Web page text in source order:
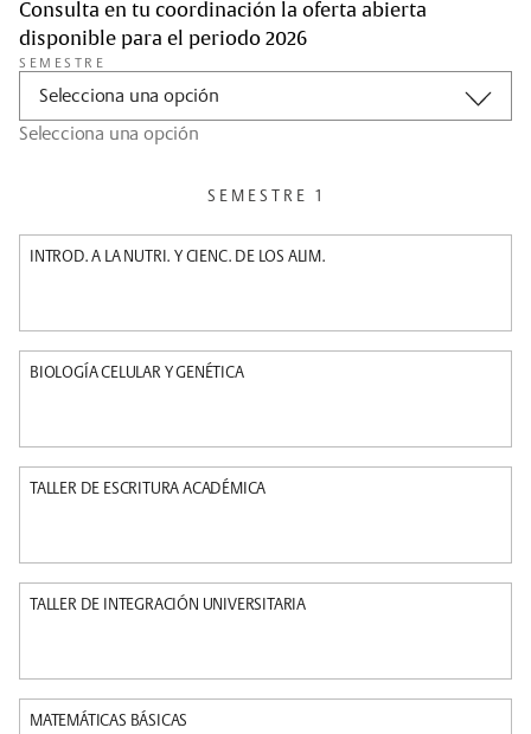
Consulta en tu coordinación la oferta abierta
disponible para el periodo 2026
SEMESTRE
Selecciona una opción
Selecciona una opción
SEMESTRE 1
INTROD. A LA NUTRI. Y CIENC. DE LOS ALIM.
BIOLOGÍA CELULAR Y GENÉTICA
TALLER DE ESCRITURA ACADÉMICA
TALLER DE INTEGRACIÓN UNIVERSITARIA
MATEMÁTICAS BÁSICAS